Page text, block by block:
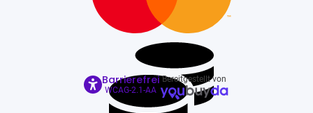
Barrierefrei
WCAG-2.1-AA
Bereitgestellt von